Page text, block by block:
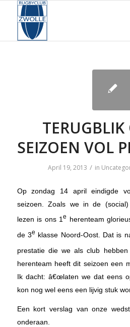
TERUGBLIK
SEIZOEN VOL
April 19, 2013 / in
Op zondag 14 april eindigde
seizoen. Zoals we in de
lezen is ons 1e
herenteam
de 3e klasse Noord-Oost. Dat is
prestatie die we als club
herenteam heeft dit seizoen een
Ik dacht: â€œlaten we dat eens
kon nog wel eens een lijvig stuk
Een kort verslag van onze
onderaan.